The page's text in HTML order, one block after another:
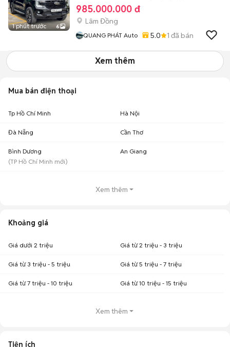
1 phút trước 6
985.000.000 đ
Lâm Đồng
QUANG PHÁT Auto 5.0 1 đã bán
Xem thêm
Mua bán điện thoại
Tp Hồ Chí Minh Hà Nội
Đà Nẵng Cần Thơ
Bình Dương
(TP Hồ Chí Minh mới)
An Giang
Xem thêm
Khoảng giá
Giá dưới 2 triệu Giá từ 2 triệu - 3 triệu
Giá từ 3 triệu - 5 triệu Giá từ 5 triệu - 7 triệu
Giá từ 7 triệu - 10 triệu Giá từ 10 triệu - 15 triệu
Xem thêm
Tiện ích